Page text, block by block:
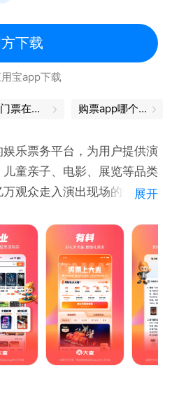
下载
宝app下载
漫展门票在哪买 购票app哪个好
乐票务平台，为用户提供演
童亲子、电影、展览等品类
观众走入演出现场的梦想。
票、免费看演出、粉丝专属
天打开总有惊喜！
展开